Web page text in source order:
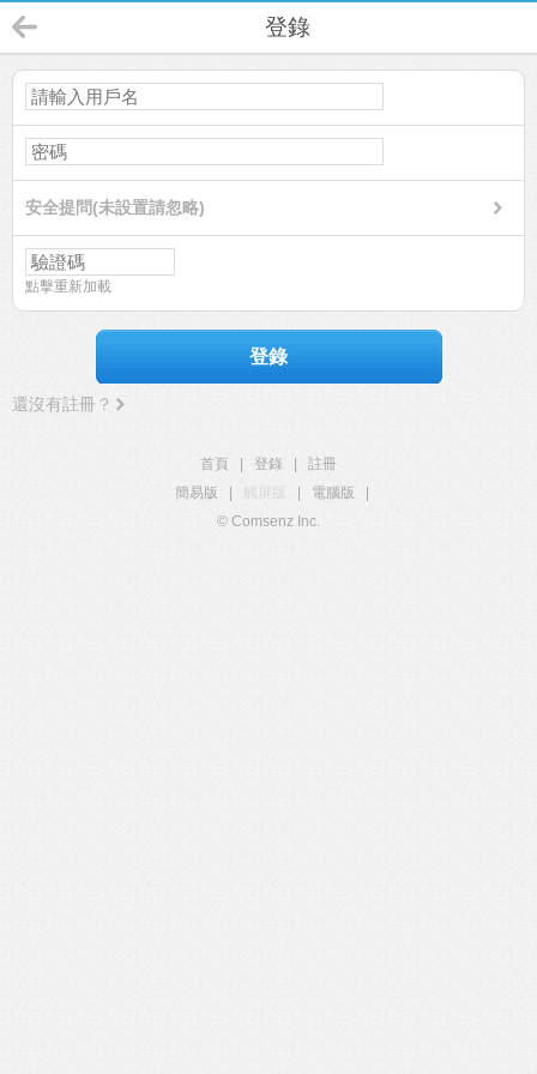
登錄
安全提問(未設置請忽略)
點擊重新加載
登錄
還沒有註冊？
首頁 登錄
註冊
簡易版
觸屏版 電腦版
© Comsenz Inc.